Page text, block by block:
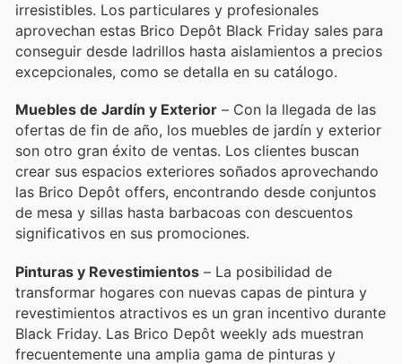
irresistibles. Los particulares y profesionales
aprovechan estas Brico Depôt Black Friday sales para
conseguir desde ladrillos hasta aislamientos a precios
excepcionales, como se detalla en su catálogo.
Muebles de Jardín y Exterior – Con la llegada de las
ofertas de fin de año, los muebles de jardín y exterior
son otro gran éxito de ventas. Los clientes buscan
crear sus espacios exteriores soñados aprovechando
las Brico Depôt offers, encontrando desde conjuntos
de mesa y sillas hasta barbacoas con descuentos
significativos en sus promociones.
Pinturas y Revestimientos – La posibilidad de
transformar hogares con nuevas capas de pintura y
revestimientos atractivos es un gran incentivo durante
Black Friday. Las Brico Depôt weekly ads muestran
frecuentemente una amplia gama de pinturas y